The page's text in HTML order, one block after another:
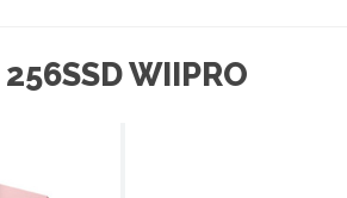
WIIPRO